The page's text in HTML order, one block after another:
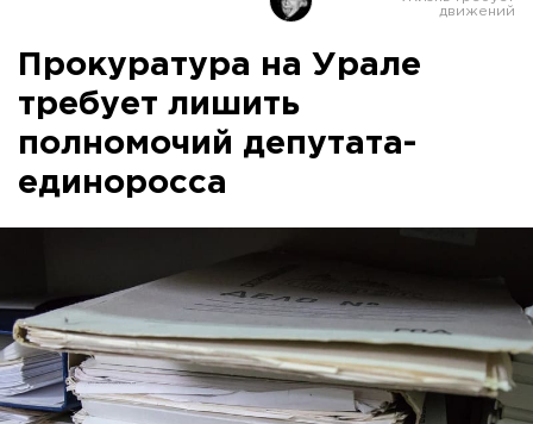
Прокуратура на Урале
требует лишить
полномочий депутата-
единоросса